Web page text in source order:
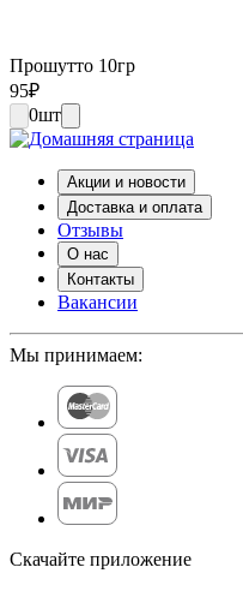
Прошутто 10гр
95₽
0шт
Акции и новости
Доставка и оплата
Отзывы
О нас
Контакты
Вакансии
Мы принимаем:
Скачайте приложение